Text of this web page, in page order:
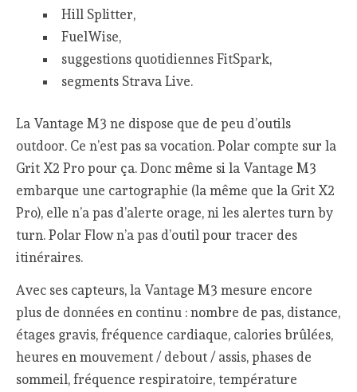
Hill Splitter,
FuelWise,
suggestions quotidiennes FitSpark,
segments Strava Live.
La Vantage M3 ne dispose que de peu d’outils
outdoor. Ce n’est pas sa vocation. Polar compte sur la
Grit X2 Pro pour ça. Donc même si la Vantage M3
embarque une cartographie (la même que la Grit X2
Pro), elle n’a pas d’alerte orage, ni les alertes turn by
turn. Polar Flow n’a pas d’outil pour tracer des
itinéraires.
Avec ses capteurs, la Vantage M3 mesure encore
plus de données en continu : nombre de pas, distance,
étages gravis, fréquence cardiaque, calories brûlées,
heures en mouvement / debout / assis, phases de
sommeil, fréquence respiratoire, température